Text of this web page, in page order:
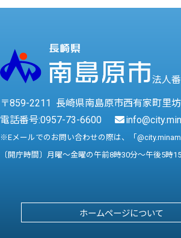
法人
〒859-2211 長崎県南島原市西有家町里
電話番号:0957-73-6600
※Eメールでのお問い合わせの際は、「
〔開庁時間〕月曜～金曜の午前8時30分～午後5時
ホームページについて